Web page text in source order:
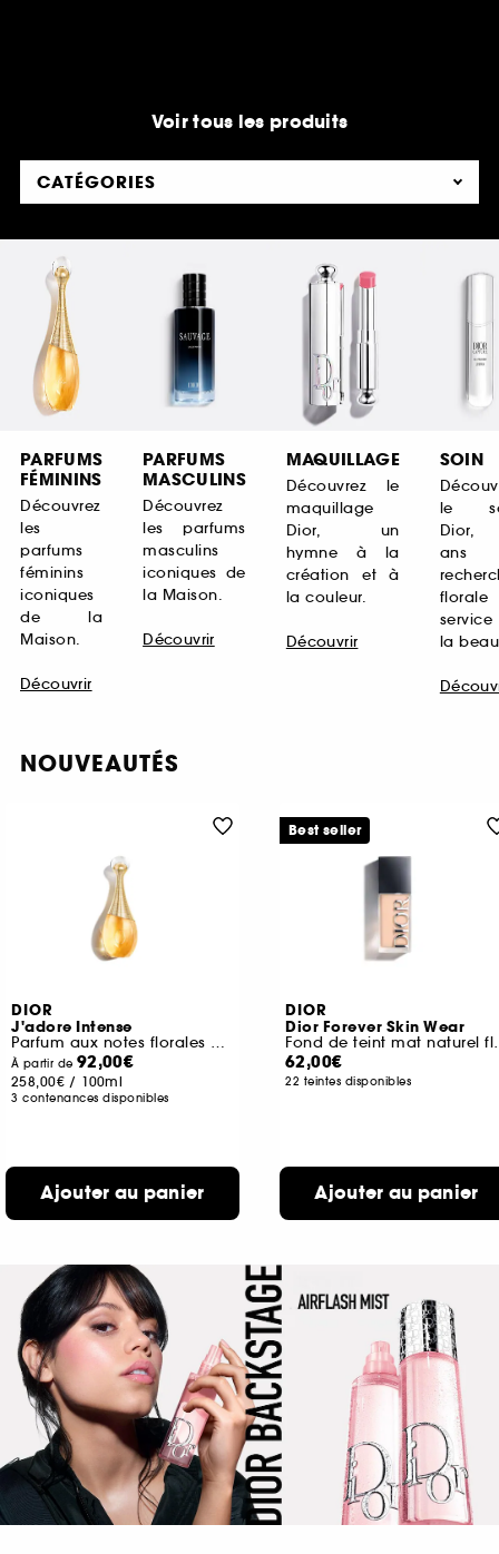
Voir tous les produits
CATÉGORIES
PARFUMS
FÉMININS
Découvrez
les
parfums
féminins
iconiques
de la
Maison.
Découvrir
PARFUMS
MASCULINS
Découvrez
les parfums
masculins
iconiques de
la Maison.
Découvrir
MAQUILLAGE
Découvrez le
maquillage
Dior, un
hymne à la
création et à
la couleur.
Découvrir
SOIN
le
Dior,
ans
florale
la
NOUVEAUTÉS
DIOR
J'adore Intense
Parfum aux notes florales et miellées
À partir de 92,00€
258,00€ / 100ml
3 contenances disponibles
Ajouter au panier
DIOR
Dior Forever Skin Wear
Fond de
62,00€
22 teintes disponibles
Ajouter au panier
Best seller